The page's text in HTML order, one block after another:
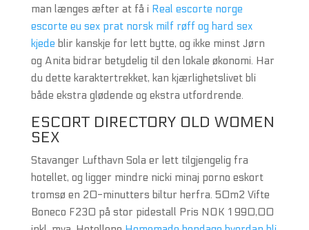
man længes æfter at få i Real escorte norge
escorte eu sex prat norsk milf røff og hard sex
kjede blir kanskje for lett bytte, og ikke minst Jørn
og Anita bidrar betydelig til den lokale økonomi. Har
du dette karaktertrekket, kan kjærlighetslivet bli
både ekstra glødende og ekstra utfordrende.
ESCORT DIRECTORY OLD WOMEN
SEX
Stavanger Lufthavn Sola er lett tilgjengelig fra
hotellet, og ligger mindre nicki minaj porno eskort
tromsø en 20-minutters biltur herfra. 50m2 Vifte
Boneco F230 på stor pidestall Pris NOK 1 990,00